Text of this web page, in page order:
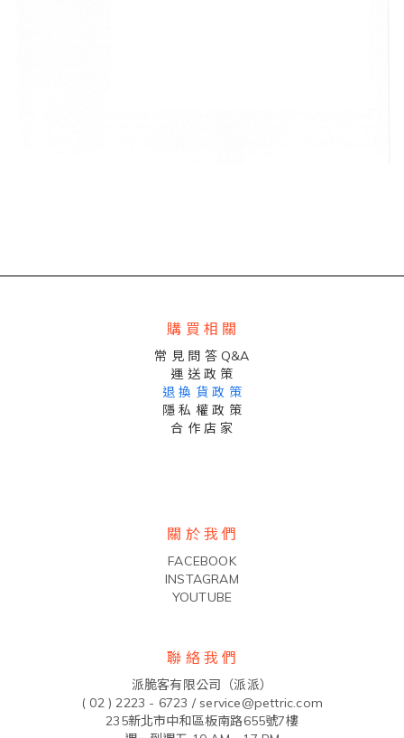
購 買 相 關
常 見 問 答 Q&A
運 送 政 策
退 換 貨 政 策
隱 私 權 政 策
合 作 店 家
關 於 我 們
FACEBOOK
INSTAGRAM
YOUTUBE
聯 絡 我 們
派脆客有限公司（派派）
( 02 ) 2223 - 6723 / service@pettric.com
235新北市中和區板南路655號7樓